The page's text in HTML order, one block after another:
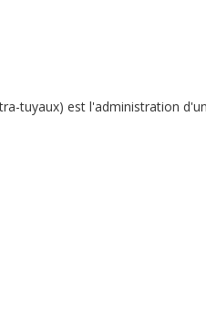
tuyaux) est l'administration